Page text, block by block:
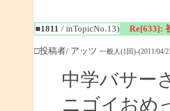
■1811 / inTopicNo.13) Re[633]:
□投稿者/ アッツ 一般人(1回)-(2011/04/
中学バサー
ニゴイおめ